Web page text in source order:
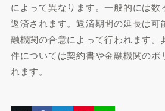
によって異なります。一般的には
返済されます。返済期間の延長は可
融機関の合意によって行われます。
件については契約書や金融機関のポ
れます。